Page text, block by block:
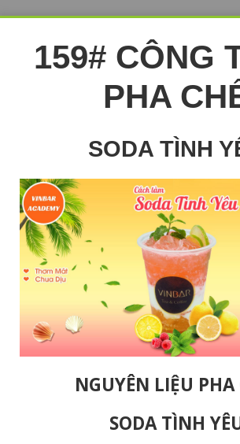
159# CÔNG
PHA
SODA TÌNH
NGUYÊN LIỆU PHA
SODA TÌNH